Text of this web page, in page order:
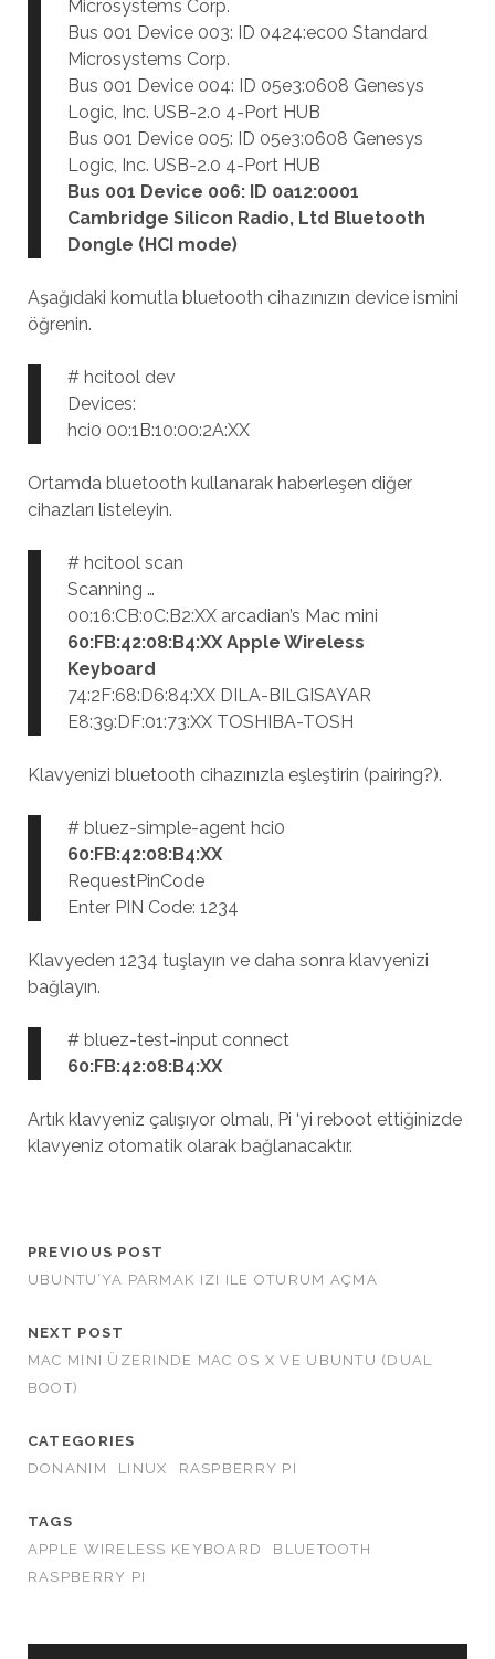
Microsystems Corp.
Bus 001 Device 003: ID 0424:ec00 Standard
Microsystems Corp.
Bus 001 Device 004: ID 05e3:0608 Genesys
Logic, Inc. USB-2.0 4-Port HUB
Bus 001 Device 005: ID 05e3:0608 Genesys
Logic, Inc. USB-2.0 4-Port HUB
Bus 001 Device 006: ID 0a12:0001
Cambridge Silicon Radio, Ltd Bluetooth
Dongle (HCI mode)
Aşağıdaki komutla bluetooth cihazınızın device ismini
öğrenin.
# hcitool dev
Devices:
hci0 00:1B:10:00:2A:XX
Ortamda bluetooth kullanarak haberleşen diğer
cihazları listeleyin.
# hcitool scan
Scanning …
00:16:CB:0C:B2:XX arcadian’s Mac mini
60:FB:42:08:B4:XX Apple Wireless
Keyboard
74:2F:68:D6:84:XX DILA-BILGISAYAR
E8:39:DF:01:73:XX TOSHIBA-TOSH
Klavyenizi bluetooth cihazınızla eşleştirin (pairing?).
# bluez-simple-agent hci0
60:FB:42:08:B4:XX
RequestPinCode
Enter PIN Code: 1234
Klavyeden 1234 tuşlayın ve daha sonra klavyenizi
bağlayın.
# bluez-test-input connect
60:FB:42:08:B4:XX
Artık klavyeniz çalışıyor olmalı, Pi ‘yi reboot ettiğinizde
klavyeniz otomatik olarak bağlanacaktır.
PREVIOUS POST
UBUNTU’YA PARMAK IZI ILE OTURUM AÇMA
NEXT POST
MAC MINI ÜZERINDE MAC OS X VE UBUNTU (DUAL
BOOT)
CATEGORIES
DONANIM
LINUX RASPBERRY PI
TAGS
APPLE WIRELESS KEYBOARD
BLUETOOTH
RASPBERRY PI